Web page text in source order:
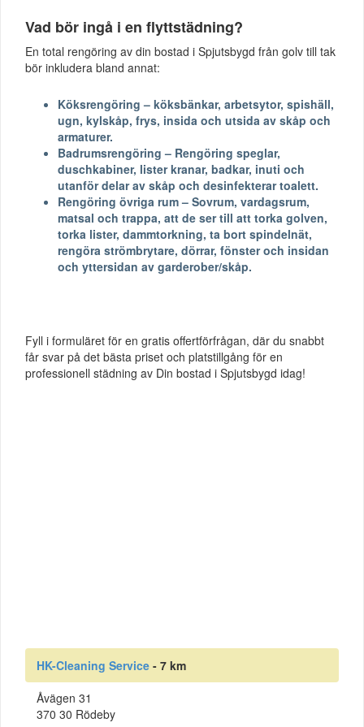
Vad bör ingå i en flyttstädning?
En total rengöring av din bostad i Spjutsbygd från golv till tak
bör inkludera bland annat:
Köksrengöring – köksbänkar, arbetsytor, spishäll,
ugn, kylskåp, frys, insida och utsida av skåp och
armaturer.
Badrumsrengöring – Rengöring speglar,
duschkabiner, lister kranar, badkar, inuti och
utanför delar av skåp och desinfekterar toalett.
Rengöring övriga rum – Sovrum, vardagsrum,
matsal och trappa, att de ser till att torka golven,
torka lister, dammtorkning, ta bort spindelnät,
rengöra strömbrytare, dörrar, fönster och insidan
och yttersidan av garderober/skåp.
Fyll i formuläret för en gratis offertförfrågan, där du snabbt
får svar på det bästa priset och platstillgång för en
professionell städning av Din bostad i Spjutsbygd idag!
HK-Cleaning Service - 7 km
Åvägen 31
370 30 Rödeby